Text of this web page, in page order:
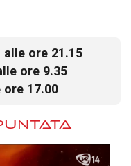
ore 21.15
ore 9.35
17.00